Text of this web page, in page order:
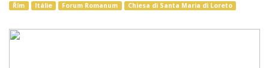
Řím Itálie Forum Romanum Chiesa di Santa Maria di Loreto